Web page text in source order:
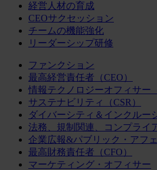
経営人材の育成
CEOサクセッション
チームの機能強化
リーダーシップ研修
ファンクション
最高経営責任者（CEO）
情報テクノロジーオフィサー
サステナビリティ（CSR）
ダイバーシティ＆インクルー
法務、規制関連、コンプライ
企業広報&パブリック・アフ
最高財務責任者（CFO）
マーケティング・オフィサー